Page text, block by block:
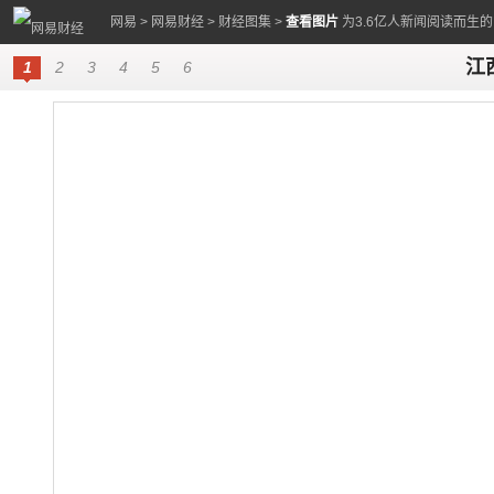
网易 > 网易财经 > 财经图集 > 查看图片 为3.6亿人新闻阅读而生
1 2 3 4 5 6 江